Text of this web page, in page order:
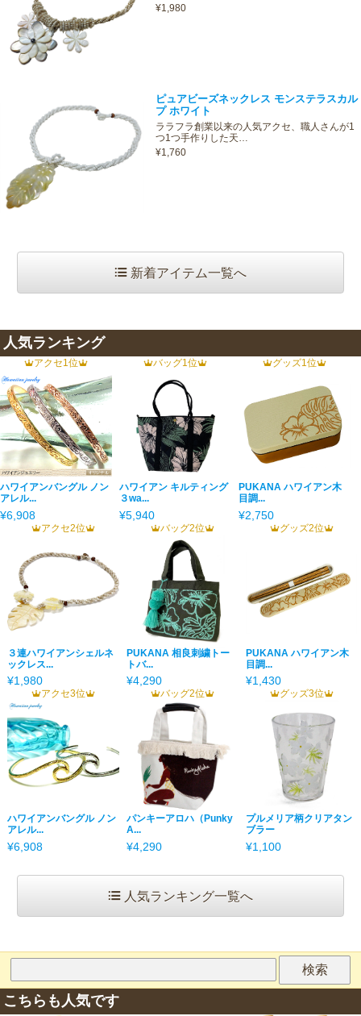
¥1,980
ピュアビーズネックレス モンステラスカル
プ ホワイト
ララフラ創業以来の人気アクセ、職人さんが1
つ1つ手作りした天…
¥1,760
新着アイテム一覧へ
人気ランキング
アクセ1位
ハワイアンバングル ノン
アレル...
¥6,908
バッグ1位
ハワイアン キルティング
３wa...
¥5,940
グッズ1位
PUKANA ハワイアン木
目調...
¥2,750
アクセ2位
３連ハワイアンシェルネ
ックレス...
¥1,980
バッグ2位
PUKANA 相良刺繍トー
トバ...
¥4,290
グッズ2位
PUKANA ハワイアン木
目調...
¥1,430
アクセ3位
ハワイアンバングル ノン
アレル...
¥6,908
バッグ2位
パンキーアロハ（Punky
A...
¥4,290
グッズ3位
プルメリア柄クリアタン
ブラー
¥1,100
人気ランキング一覧へ
こちらも人気です